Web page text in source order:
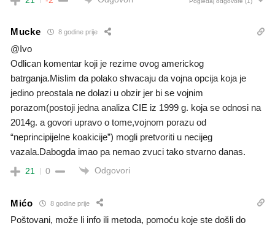
Mucke 8 godine prije
@Ivo
Odlican komentar koji je rezime ovog americkog
batrganja.Mislim da polako shvacaju da vojna opcija koja je
jedino preostala ne dolazi u obzir jer bi se vojnim
porazom(postoji jedna analiza CIE iz 1999 g. koja se odnosi na
2014g. a govori upravo o tome,vojnom porazu od
“neprincipijelne koakicije”) mogli pretvoriti u necijeg
vazala.Dabogda imao pa nemao zvuci tako stvarno danas.
21 0 Odgovori
Mićo 8 godine prije
Poštovani, može li info ili metoda, pomoću koje ste došli do